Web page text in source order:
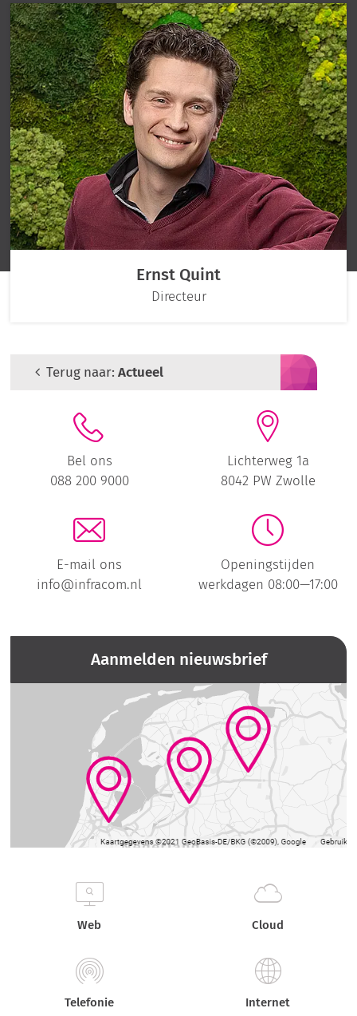
Ernst Quint
Directeur
Terug naar:Actueel
Bel ons
088 200 9000
Lichterweg 1a
8042 PW Zwolle
E-mail ons
info@infracom.nl
Openingstijden
werkdagen 08:00—17:00
Aanmelden nieuwsbrief
Web Cloud
Telefonie Internet